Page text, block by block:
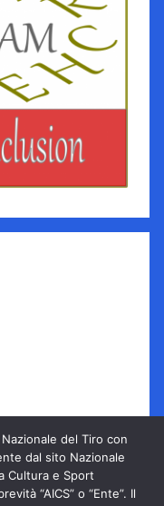
del Tiro con
dal sito Nazionale
Cultura e Sport
“AICS” o “Ente”. Il